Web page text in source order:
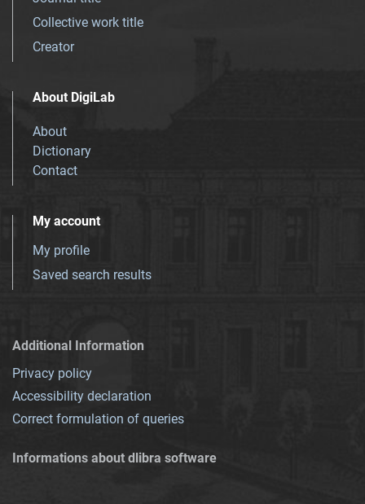
Collective work title
Creator
About DigiLab
About
Dictionary
Contact
My account
My profile
Saved search results
Additional Information
Privacy policy
Accessibility declaration
Correct formulation of queries
Informations about dlibra software